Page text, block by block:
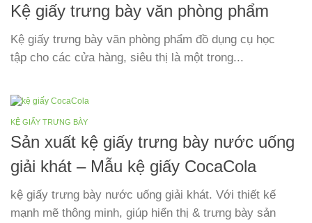
Kệ giấy trưng bày văn phòng phẩm
Kệ giấy trưng bày văn phòng phẩm đồ dụng cụ học
tập cho các cửa hàng, siêu thị là một trong...
KỆ GIẤY TRƯNG BÀY
Sản xuất kệ giấy trưng bày nước uống
giải khát – Mẫu kệ giấy CocaCola
kệ giấy trưng bày nước uống giải khát. Với thiết kế
mạnh mẽ thông minh, giúp hiển thị & trưng bày sản